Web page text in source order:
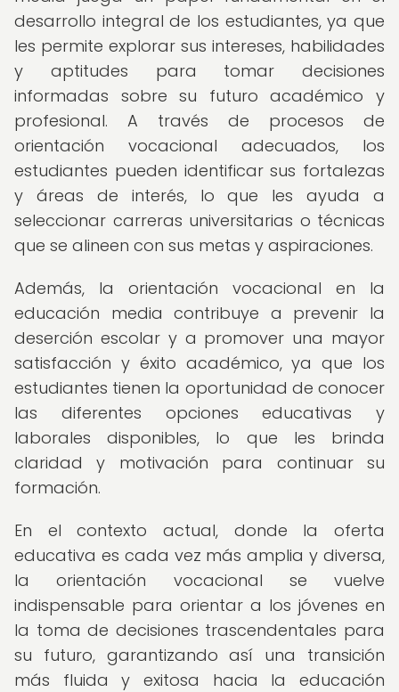
desarrollo integral de los estudiantes, ya que
les permite explorar sus intereses, habilidades
y aptitudes para tomar decisiones
informadas sobre su futuro académico y
profesional. A través de procesos de
orientación vocacional adecuados, los
estudiantes pueden identificar sus fortalezas
y áreas de interés, lo que les ayuda a
seleccionar carreras universitarias o técnicas
que se alineen con sus metas y aspiraciones.
Además, la orientación vocacional en la
educación media contribuye a prevenir la
deserción escolar y a promover una mayor
satisfacción y éxito académico, ya que los
estudiantes tienen la oportunidad de conocer
las diferentes opciones educativas y
laborales disponibles, lo que les brinda
claridad y motivación para continuar su
formación.
En el contexto actual, donde la oferta
educativa es cada vez más amplia y diversa,
la orientación vocacional se vuelve
indispensable para orientar a los jóvenes en
la toma de decisiones trascendentales para
su futuro, garantizando así una transición
más fluida y exitosa hacia la educación